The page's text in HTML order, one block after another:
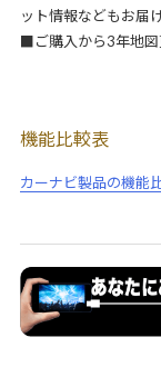
ット情報などもお届
■ご購入から3年地図
機能比較表
カーナビ製品の機能